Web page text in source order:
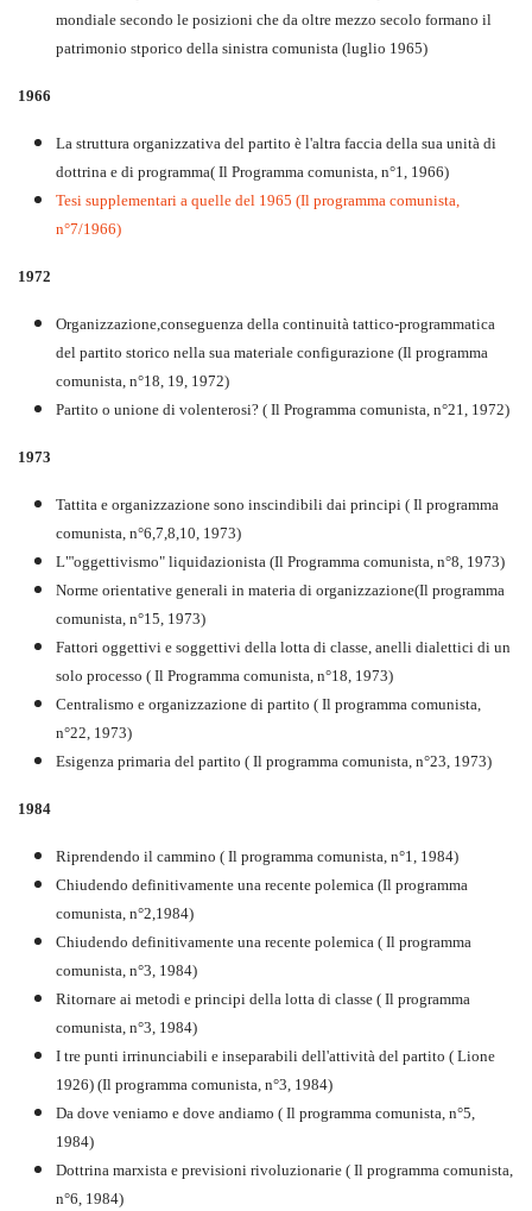
mondiale secondo le posizioni che da oltre mezzo secolo formano il
patrimonio stporico della sinistra comunista (luglio 1965)
1966
La struttura organizzativa del partito è l'altra faccia della sua unità di
dottrina e di programma( Il Programma comunista, n°1, 1966)
Tesi supplementari a quelle del 1965 (Il programma comunista,
n°7/1966)
1972
Organizzazione,conseguenza della continuità tattico-programmatica
del partito storico nella sua materiale configurazione (Il programma
comunista, n°18, 19, 1972)
Partito o unione di volenterosi? ( Il Programma comunista, n°21, 1972)
1973
Tattita e organizzazione sono inscindibili dai principi ( Il programma
comunista, n°6,7,8,10, 1973)
L"'oggettivismo" liquidazionista (Il Programma comunista, n°8, 1973)
Norme orientative generali in materia di organizzazione(Il programma
comunista, n°15, 1973)
Fattori oggettivi e soggettivi della lotta di classe, anelli dialettici di un
solo processo ( Il Programma comunista, n°18, 1973)
Centralismo e organizzazione di partito ( Il programma comunista,
n°22, 1973)
Esigenza primaria del partito ( Il programma comunista, n°23, 1973)
1984
Riprendendo il cammino ( Il programma comunista, n°1, 1984)
Chiudendo definitivamente una recente polemica (Il programma
comunista, n°2,1984)
Chiudendo definitivamente una recente polemica ( Il programma
comunista, n°3, 1984)
Ritornare ai metodi e principi della lotta di classe ( Il programma
comunista, n°3, 1984)
I tre punti irrinunciabili e inseparabili dell'attività del partito ( Lione
1926) (Il programma comunista, n°3, 1984)
Da dove veniamo e dove andiamo ( Il programma comunista, n°5,
1984)
Dottrina marxista e previsioni rivoluzionarie ( Il programma comunista,
n°6, 1984)